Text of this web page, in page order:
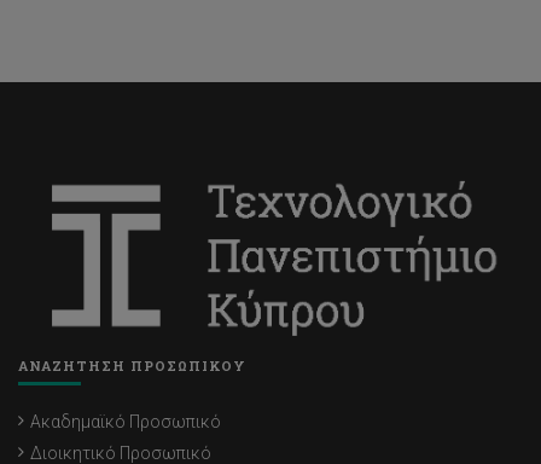
ΑΝΑΖΗΤΗΣΗ ΠΡΟΣΩΠΙΚΟΥ
Ακαδημαϊκό Προσωπικό
Διοικητικό Προσωπικό